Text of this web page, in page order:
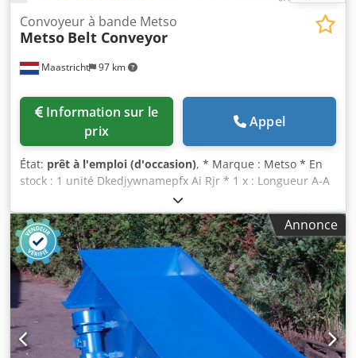
Maastricht 97 km
Convoyeur à bande Metso
Metso Belt Conveyor
prix
Appel
État: prêt à l'emploi (d'occasion), * Marque : Metso * En
stock : 1 unité Dkedjywnamepfx Ai Rjr * 1 x : Longueur A-A
= 11 500 mm, largeur de la courroie : 1 300 mm, modèle
plat. * Transmission : boîte de vitesses de 7,5 kW.
Annonce